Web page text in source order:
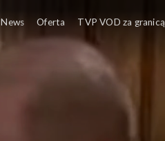
News Oferta TVP VOD za granicą